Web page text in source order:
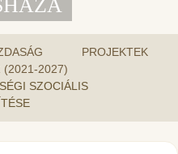
PROJEKTEK
(2021-2027)
SZOCIÁLIS